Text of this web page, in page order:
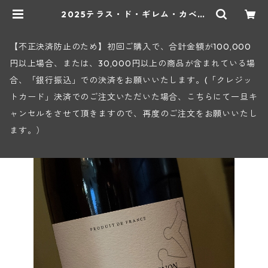
2025テラス・ド・ギレム・カベル
ショップ 地下ワインセラー
【不正決済防止のため】初回ご購入で、合計金額が100,000
円以上場合、または、30,000円以上の商品が含まれている場
合、「銀行振込」での決済をお願いいたします。(「クレジッ
トカード」決済でのご注文いただいた場合、こちらにて一旦キ
ャンセルをさせて頂きますので、再度のご注文をお願いいたし
ます。）